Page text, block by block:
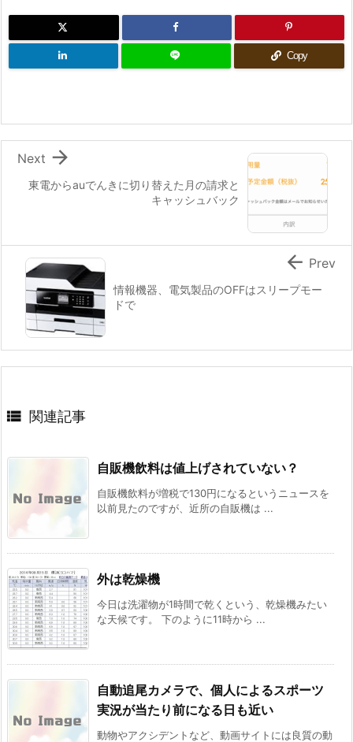
Copy
東電からauでんきに切り替えた月の請求と
キャッシュバック

Next
情報機器、電気製品のOFFはスリープモー
ドで
 Prev
 関連記事
自販機飲料は値上げされていない？
自販機飲料が増税で130円になるというニュースを
以前見たのですが、近所の自販機は ...
外は乾燥機
今日は洗濯物が1時間で乾くという、乾燥機みたい
な天候です。 下のように11時から ...
自動追尾カメラで、個人によるスポーツ
実況が当たり前になる日も近い
動物やアクシデントなど、動画サイトには良質の動